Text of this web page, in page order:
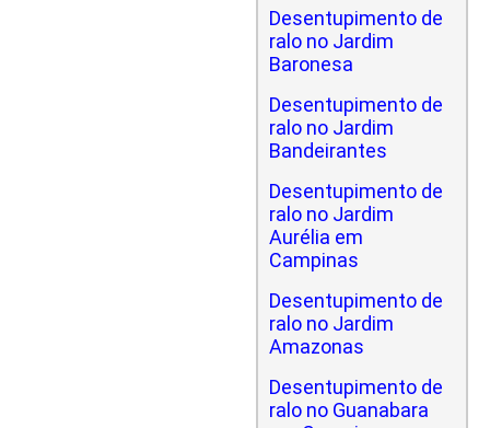
Desentupimento de
ralo no Jardim
Baronesa
Desentupimento de
ralo no Jardim
Bandeirantes
Desentupimento de
ralo no Jardim
Aurélia em
Campinas
Desentupimento de
ralo no Jardim
Amazonas
Desentupimento de
ralo no Guanabara